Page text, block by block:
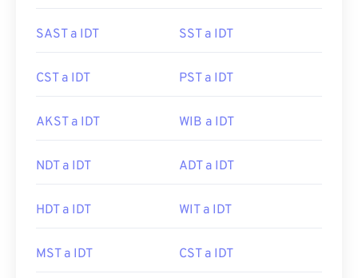
SAST a IDT SST a IDT
CST a IDT PST a IDT
AKST a IDT WIB a IDT
NDT a IDT ADT a IDT
HDT a IDT WIT a IDT
MST a IDT CST a IDT